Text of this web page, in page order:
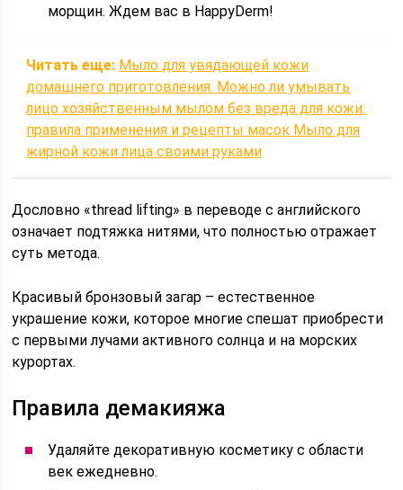
морщин. Ждем вас в HappyDerm!
Читать еще: Мыло для увядающей кожи
домашнего приготовления. Можно ли умывать
лицо хозяйственным мылом без вреда для кожи:
правила применения и рецепты масок Мыло для
жирной кожи лица своими руками
Дословно «thread lifting» в переводе с английского
означает подтяжка нитями, что полностью отражает
суть метода.
Красивый бронзовый загар – естественное
украшение кожи, которое многие спешат приобрести
с первыми лучами активного солнца и на морских
курортах.
Правила демакияжа
Удаляйте декоративную косметику с области
век ежедневно.